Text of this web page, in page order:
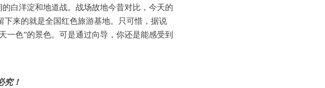
白洋淀和地道战。战场故地今昔对比，今天的
来的就是全国红色旅游基地。只可惜，据说
一色”的景色。可是通过向导，你还是能感受到
究！